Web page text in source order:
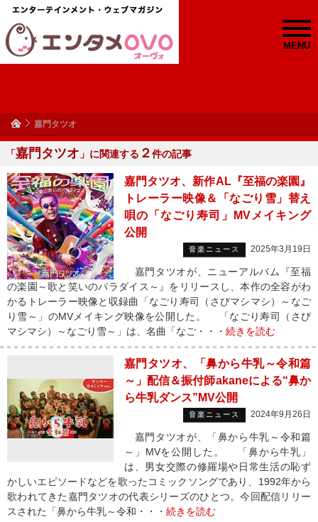
MENU
嘉門タツオ
「嘉門タツオ 」に関連する ２件の記事
嘉門タツオ、新作AL『至福の楽園』
トレーラー映像＆「なごり雪」替え
唄の「なごり寿司」MVメイキング
公開
音楽ニュース 2025年3月19日
嘉門タツオが、ニューアルバム『至福
の楽園～歌と笑いのパラダイス～』をリリースし、本作の全容がわ
かるトレーラー映像と収録曲「なごり寿司（さびマシマシ）～なご
り雪～」のMVメイキング映像を公開した。 「なごり寿司（さび
マシマシ）～なごり雪～」は、名曲「なご・・・ 続きを読む
嘉門タツオ、「鼻から牛乳～令和篇
～」配信＆振付師akaneによる“鼻か
ら牛乳ダンス”MV公開
音楽ニュース 2024年9月26日
嘉門タツオが、「鼻から牛乳～令和篇
～」MVを公開した。 「鼻から牛乳」
は、男女交際の修羅場や日常生活の恥ず
かしいエピソードなどを歌ったコミックソングであり、1992年から
歌われてきた嘉門タツオの代表シリーズのひとつ。今回配信リリー
スされた「鼻から牛乳～令和・・・ 続きを読む